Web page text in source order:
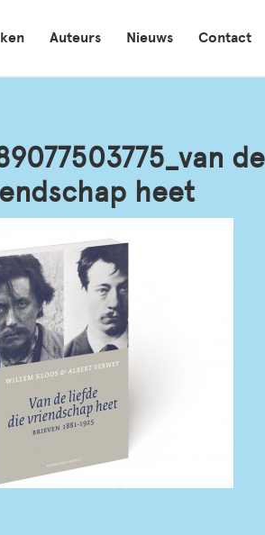
Auteurs Nieuws Contact
heet